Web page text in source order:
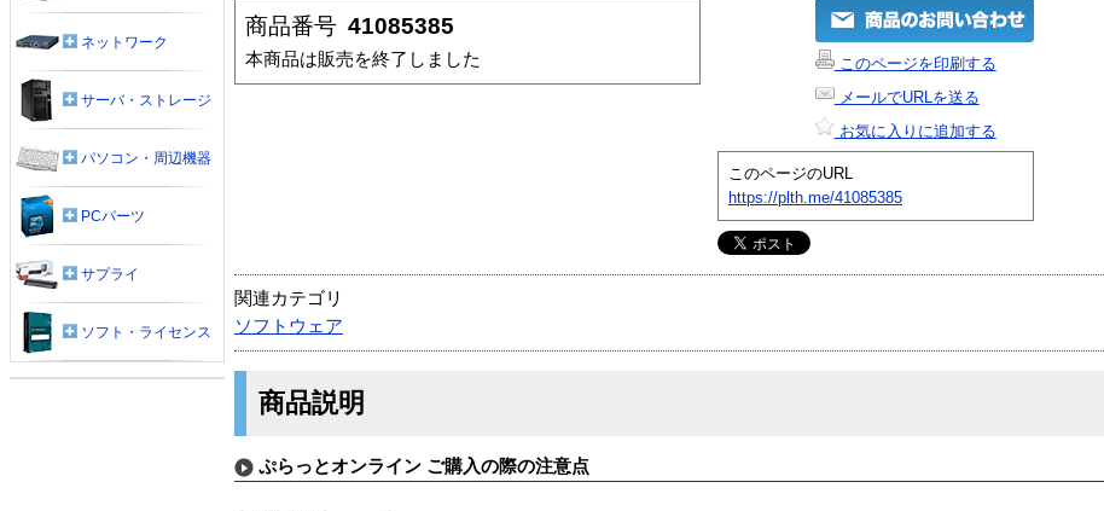
商品番号 41085385
本商品は販売を終了しました
このページを印刷する
メールでURLを送る
お気に入りに追加する
このページのURL
https://plth.me/41085385
関連カテゴリ
ソフトウェア
商品説明
ぷらっとオンライン ご購入の際の注意点
ネットワーク
サーバ・ストレージ
パソコン・周辺機器
PCパーツ
サプライ
ソフト・ライセンス